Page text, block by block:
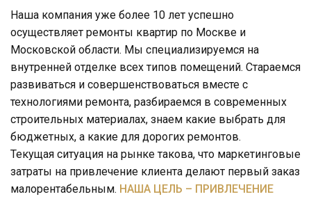
Наша компания уже более 10 лет успешно
осуществляет ремонты квартир по Москве и
Московской области. Мы специализируемся на
внутренней отделке всех типов помещений. Стараемся
развиваться и совершенствоваться вместе с
технологиями ремонта, разбираемся в современных
строительных материалах, знаем какие выбрать для
бюджетных, а какие для дорогих ремонтов.
Текущая ситуация на рынке такова, что маркетинговые
затраты на привлечение клиента делают первый заказ
малорентабельным. НАША ЦЕЛЬ – ПРИВЛЕЧЕНИЕ